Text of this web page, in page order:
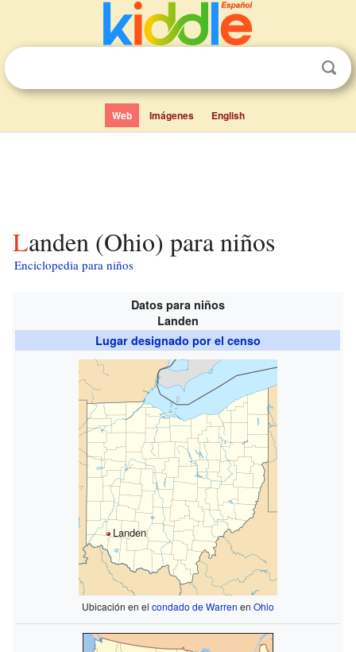
Web Imágenes English
Landen (Ohio) para niños
Enciclopedia para niños
Datos para niños
Landen
Lugar designado por el censo
Landen
Ubicación en el condado de Warren en Ohio